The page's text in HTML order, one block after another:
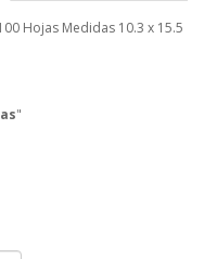
Hojas Medidas 10.3 x 15.5
"